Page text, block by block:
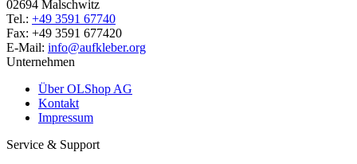
02694 Malschwitz
Tel.: +49 3591 67740
Fax: +49 3591 677420
E-Mail: info@aufkleber.org
Unternehmen
Über OLShop AG
Kontakt
Impressum
Service & Support